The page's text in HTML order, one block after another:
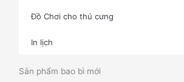
Đồ Chơi cho thú cưng
In lịch
Sản phẩm bao bì mới